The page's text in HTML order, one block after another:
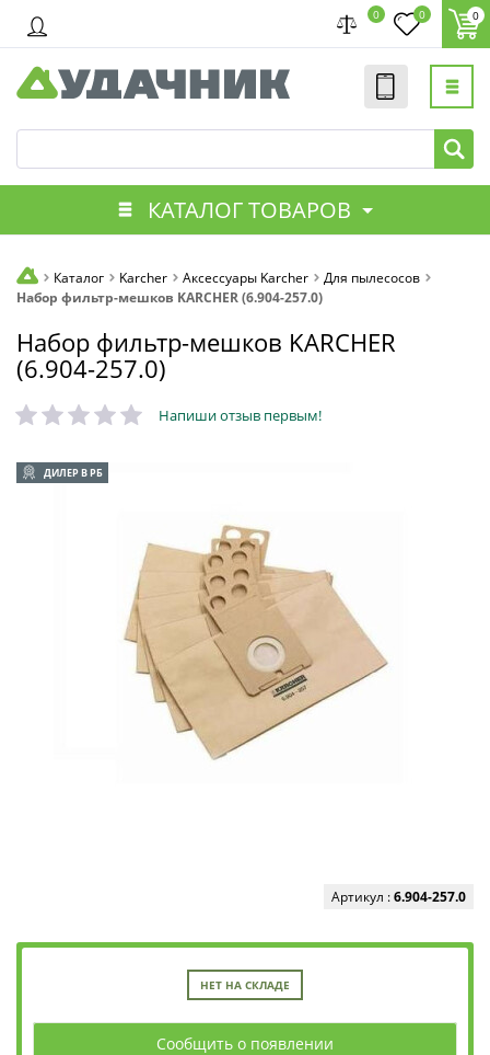
0 0 0
КАТАЛОГ ТОВАРОВ
Каталог Karcher Аксессуары Karcher
Для пылесосов
Набор фильтр-мешков KARCHER (6.904-257.0)
Набор фильтр-мешков KARCHER
(6.904-257.0)
Напиши отзыв первым!
ДИЛЕР В РБ
Артикул :6.904-257.0
НЕТ НА СКЛАДЕ
Сообщить о появлении